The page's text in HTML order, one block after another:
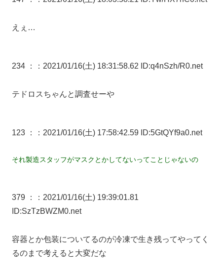
えぇ…
234 ： ：2021/01/16(土) 18:31:58.62 ID:q4nSzh/R0.net
テドロスちゃんと調査せーや
123 ： ：2021/01/16(土) 17:58:42.59 ID:5GtQYf9a0.net
それ製造スタッフがマスクとかしてないってことじゃないの
379 ：
：2021/01/16(土) 19:39:01.81
ID:SzTzBWZM0.net
容器とか包装についてるのが冷凍で生き残ってやってく
るのまで考えると大変だな